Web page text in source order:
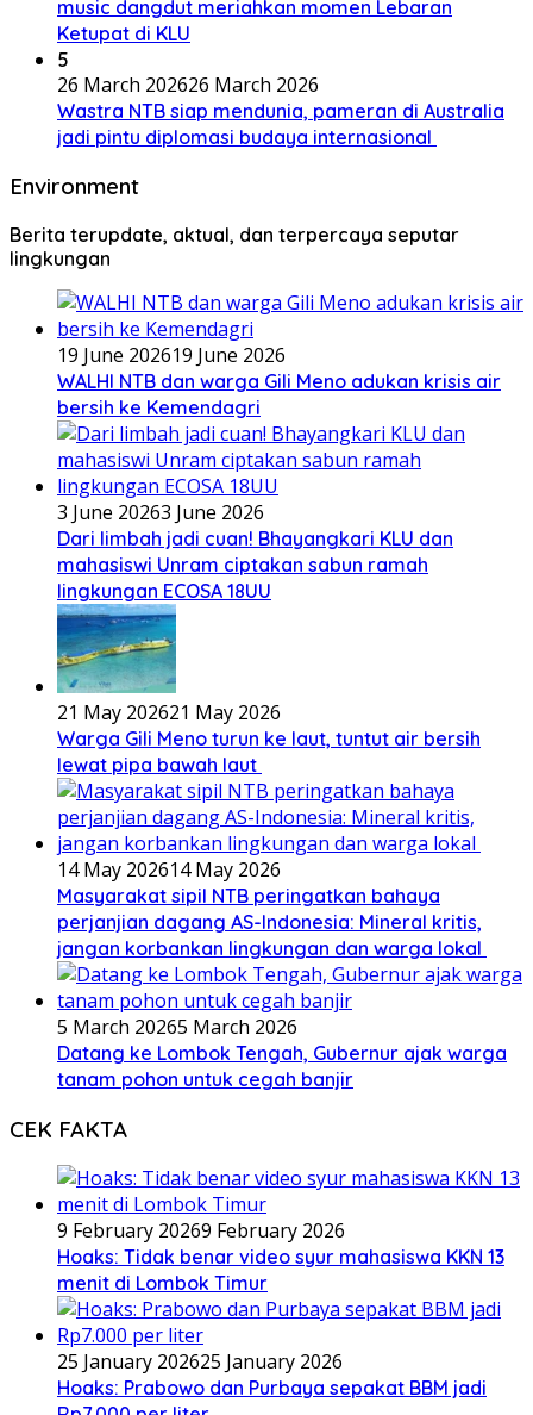
music dangdut meriahkan momen Lebaran
Ketupat di KLU
5
26 March 202626 March 2026
Wastra NTB siap mendunia, pameran di Australia
jadi pintu diplomasi budaya internasional
Environment
Berita terupdate, aktual, dan terpercaya seputar
lingkungan
19 June 202619 June 2026
WALHI NTB dan warga Gili Meno adukan krisis air
bersih ke Kemendagri
3 June 20263 June 2026
Dari limbah jadi cuan! Bhayangkari KLU dan
mahasiswi Unram ciptakan sabun ramah
lingkungan ECOSA 18UU
21 May 202621 May 2026
Warga Gili Meno turun ke laut, tuntut air bersih
lewat pipa bawah laut
14 May 202614 May 2026
Masyarakat sipil NTB peringatkan bahaya
perjanjian dagang AS-Indonesia: Mineral kritis,
jangan korbankan lingkungan dan warga lokal
5 March 20265 March 2026
Datang ke Lombok Tengah, Gubernur ajak warga
tanam pohon untuk cegah banjir
CEK FAKTA
9 February 20269 February 2026
Hoaks: Tidak benar video syur mahasiswa KKN 13
menit di Lombok Timur
25 January 202625 January 2026
Hoaks: Prabowo dan Purbaya sepakat BBM jadi